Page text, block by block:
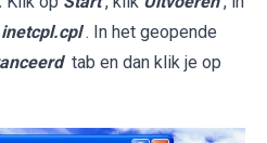
inetcpl.cpl . In het geopende
tab en dan klik je op